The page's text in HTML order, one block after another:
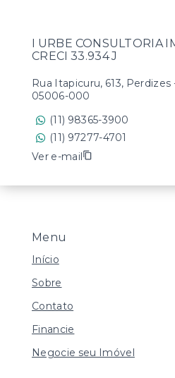
Menu
Início
Sobre
Contato
Financie
Negocie seu Imóvel
I URBE CONSULTORIA
CRECI 33.934 J
Rua Itapicuru, 613, Perdizes
05006-000
(11) 98365-3900
(11) 97277-4701
Ver e-mail